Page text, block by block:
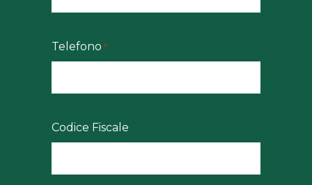
Telefono *
Codice Fiscale